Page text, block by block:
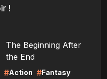
!
The Beginning After
the End
#Action #Fantasy